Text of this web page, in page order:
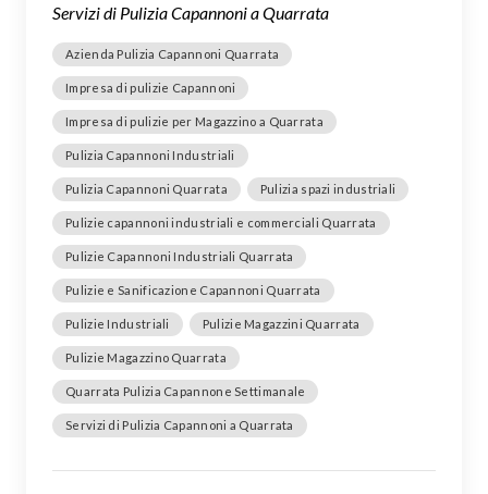
Servizi di Pulizia Capannoni a Quarrata
Azienda Pulizia Capannoni Quarrata
Impresa di pulizie Capannoni
Impresa di pulizie per Magazzino a Quarrata
Pulizia Capannoni Industriali
Pulizia Capannoni Quarrata Pulizia spazi industriali
Pulizie capannoni industriali e commerciali Quarrata
Pulizie Capannoni Industriali Quarrata
Pulizie e Sanificazione Capannoni Quarrata
Pulizie Industriali Pulizie Magazzini Quarrata
Pulizie Magazzino Quarrata
Quarrata Pulizia Capannone Settimanale
Servizi di Pulizia Capannoni a Quarrata